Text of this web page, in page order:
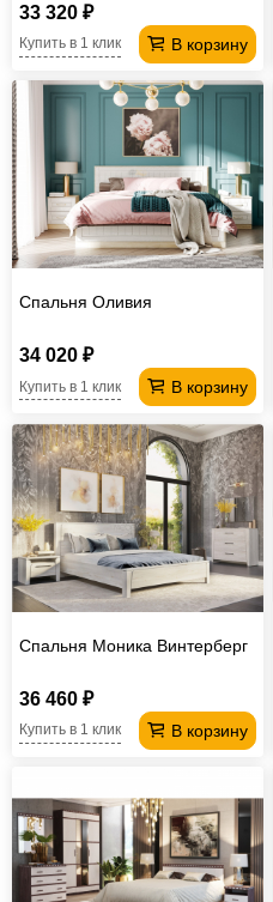
33 320 ₽
В корзину
Купить в 1 клик
Спальня Оливия
34 020 ₽
В корзину
Купить в 1 клик
Спальня Моника Винтерберг
36 460 ₽
В корзину
Купить в 1 клик